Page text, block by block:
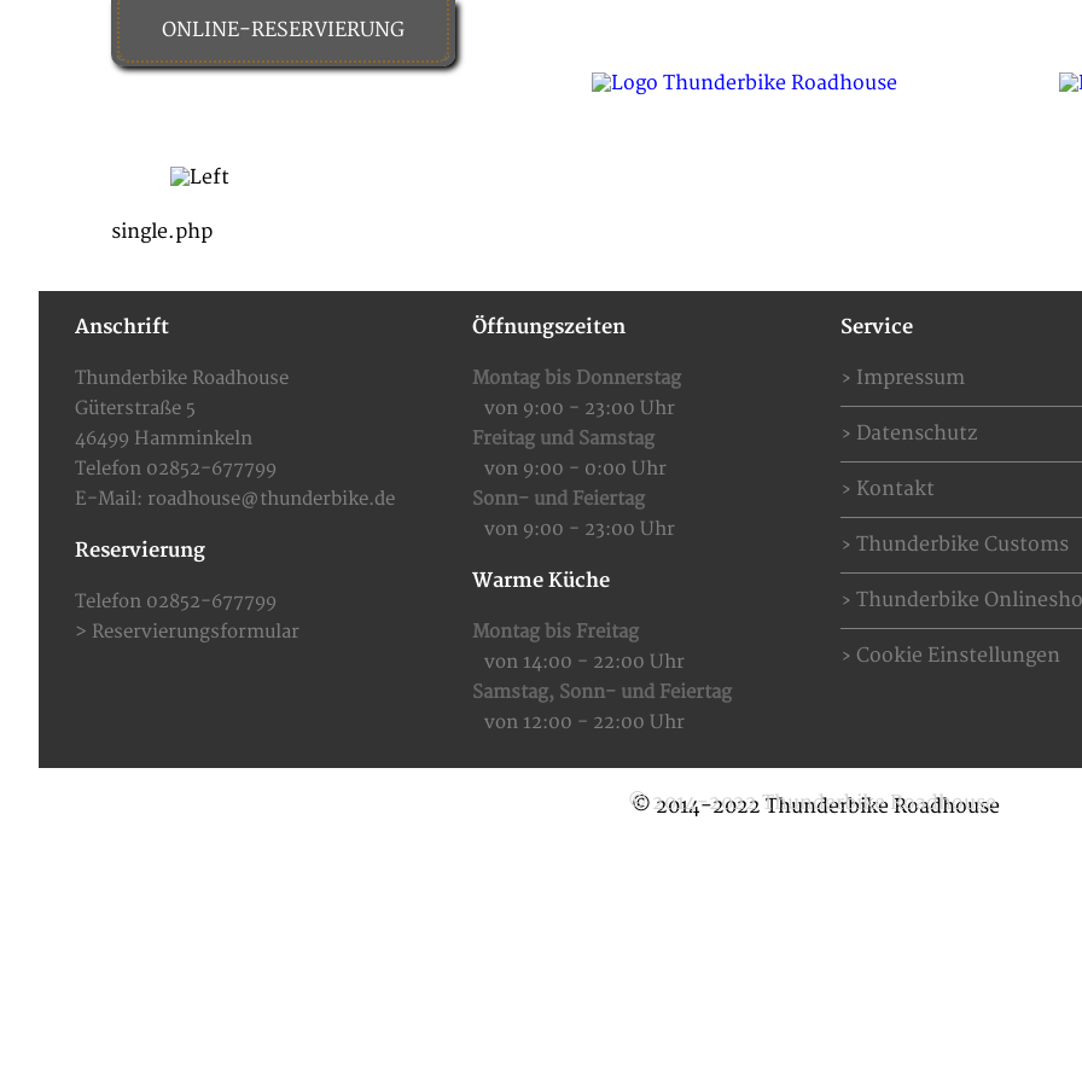
ONLINE-RESERVIERUNG
single.php
Anschrift
Thunderbike Roadhouse
Güterstraße 5
46499 Hamminkeln
Telefon 02852-677799
E-Mail: roadhouse@thunderbike.de
Reservierung
Telefon 02852-677799
> Reservierungsformular
Öffnungszeiten
Montag bis Donnerstag
von 9:00 - 23:00 Uhr
Freitag und Samstag
von 9:00 - 0:00 Uhr
Sonn- und Feiertag
von 9:00 - 23:00 Uhr
Warme Küche
Montag bis Freitag
von 14:00 - 22:00 Uhr
Samstag, Sonn- und Feiertag
von 12:00 - 22:00 Uhr
Service
Impressum
Datenschutz
Kontakt
Thunderbike Customs
Thunderbike
Cookie Einstellungen
© 2014-2022 Thunderbike Roadhouse